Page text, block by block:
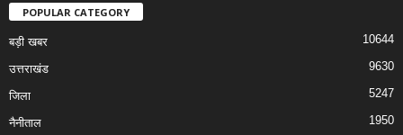
POPULAR CATEGORY
बड़ी खबर 10644
उत्तराखंड 9630
जिला 5247
नैनीताल 1950